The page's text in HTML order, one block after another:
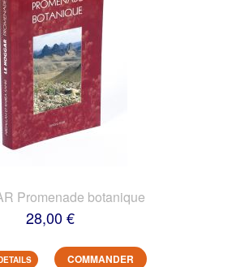
Promenade botanique
28,00 €
COMMANDER